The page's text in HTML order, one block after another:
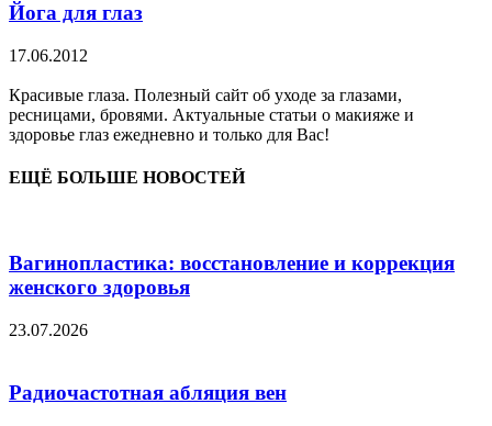
Йога для глаз
17.06.2012
Красивые глаза. Полезный сайт об уходе за глазами,
ресницами, бровями. Актуальные статьи о макияже и
здоровье глаз ежедневно и только для Вас!
ЕЩЁ БОЛЬШЕ НОВОСТЕЙ
Вагинопластика: восстановление и коррекция
женского здоровья
23.07.2026
Радиочастотная абляция вен